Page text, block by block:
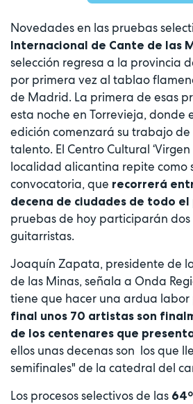
Novedades en las pruebas
Internacional de Cante de las
selección regresa a la provincia
por primera vez al tablao
de Madrid. La primera de esas
esta noche en Torrevieja, donde
edición comenzará su trabajo
talento. El Centro Cultural
localidad alicantina repite como
convocatoria, que recorrerá
decena de ciudades de todo el
pruebas de hoy participarán dos
guitarristas.
Joaquín Zapata, presidente de
de las Minas, señala a Onda
tiene que hacer una ardua
final unos 70 artistas son
de los centenares que
ellos unas decenas son los que
semifinales" de la catedral del
Los procesos selectivos de las